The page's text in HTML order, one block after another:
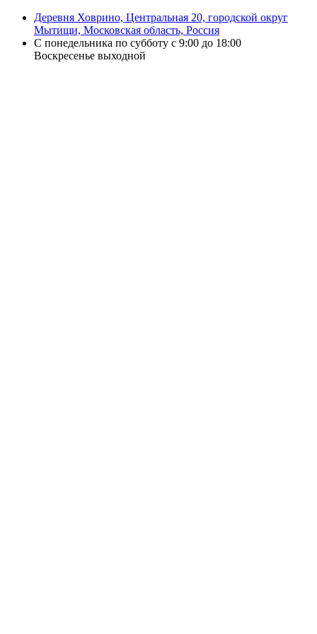
Деревня Ховрино, Центральная 20, городской округ
Мытищи, Московская область, Россия
С понедельника по субботу с 9:00 до 18:00
Воскресенье выходной